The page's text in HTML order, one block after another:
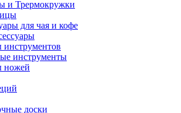
и Трермокружки
для чая и кофе
инструменты
ножей
доски